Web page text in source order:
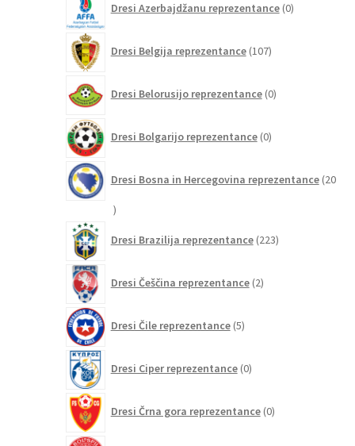
Dresi Azerbajdžanu reprezentance 0izdelkov
Dresi Belgija reprezentance 107izdelkov
Dresi Belorusijo reprezentance 0izdelkov
Dresi Bolgarijo reprezentance 0izdelkov
Dresi Bosna in Hercegovina reprezentance 20
20
Dresi Brazilija reprezentance 223izdelkov
Dresi Češčina reprezentance 2izdelka
Dresi Čile reprezentance 5izdelkov
Dresi Ciper reprezentance 0izdelkov
Dresi Črna gora reprezentance 0izdelkov